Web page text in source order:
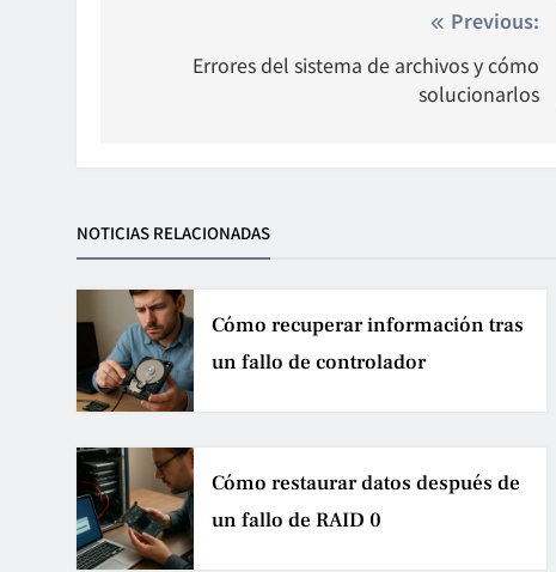
wpisu
Previous:
Errores del sistema de archivos y cómo
solucionarlos
NOTICIAS RELACIONADAS
Cómo recuperar información tras
un fallo de controlador
Cómo restaurar datos después de
un fallo de RAID 0